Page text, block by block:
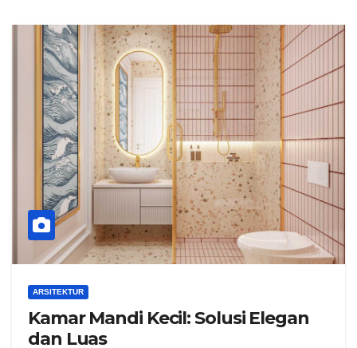
ARSITEKTUR
Kamar Mandi Kecil: Solusi Elegan
dan Luas